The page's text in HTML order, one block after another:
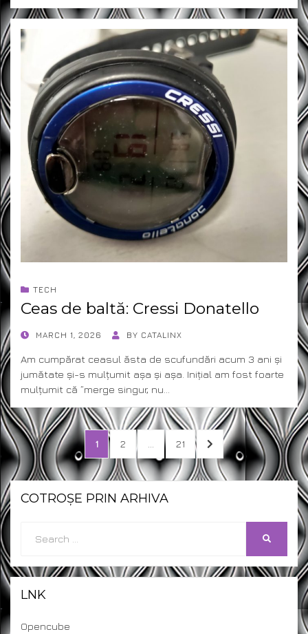
TECH
Ceas de baltă: Cressi Donatello
POSTEDMARCH 1, 2026 BY CATALINX
Am cumpărat ceasul ăsta de scufundări acum 3 ani și
jumătate și-s mulțumit așa și așa. Inițial am fost foarte
mulțumit că ”merge singur, nu…
Posts
pagination
PAGE
1 PAGE
2 PAGE
21
NEXT
PAGE
COTROȘE PRIN ARHIVA
SEARCH
LNK
Opencube